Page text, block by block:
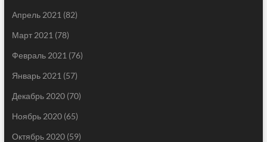
Апрель 2021 (82)
Март 2021 (78)
Февраль 2021 (76)
Январь 2021 (57)
Декабрь 2020(70)
Ноябрь 2020(65)
Октябрь 2020(59)